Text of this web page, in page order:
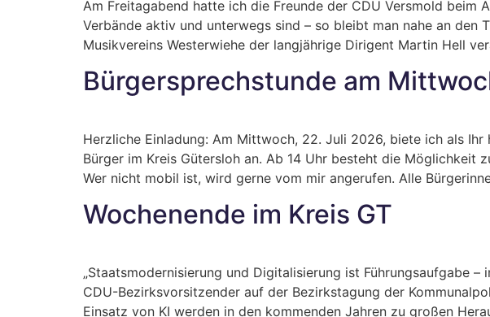
Am Freitagabend hatte ich die Freunde der CDU Versmold beim
Verbände aktiv und unterwegs sind – so bleibt man nahe an den
Musikvereins Westerwiehe der langjährige Dirigent Martin Hell
Bürgersprechstunde am
Herzliche Einladung: Am Mittwoch, 22. Juli 2026, biete ich als
Bürger im Kreis Gütersloh an. Ab 14 Uhr besteht die Möglichkeit
Wer nicht mobil ist, wird gerne vom mir angerufen. Alle
Wochenende im Kreis GT
„Staatsmodernisierung und Digitalisierung ist Führungsaufgabe
CDU-Bezirksvorsitzender auf der Bezirkstagung der
Einsatz von KI werden in den kommenden Jahren zu großen